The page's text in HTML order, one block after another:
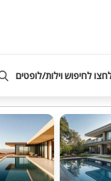
לחיפוש וילות/לופטים